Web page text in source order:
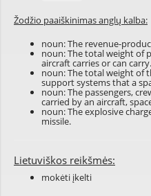
Žodžio paaiškinimas anglų kalba:
noun: The revenue-
noun: The total weight of
aircraft carries or can carry.
noun: The total weight of
support systems that a
noun: The passengers,
carried by an aircraft,
noun: The explosive
missile.
Lietuviškos reikšmės:
mokėti įkelti